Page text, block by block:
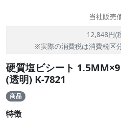
当社販売
12,848円(
※実際の消費税は消費税区
硬質塩ビシート
(透明) K-7821
商品
特徴